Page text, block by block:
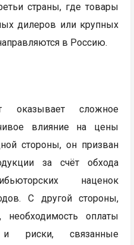
страны, где товары
дилеров или крупных
в Россию.
оказывает сложное
влияние на цены
стороны, он призван
за счёт обхода
наценок
С другой стороны,
необходимость оплаты
и риски, связанные